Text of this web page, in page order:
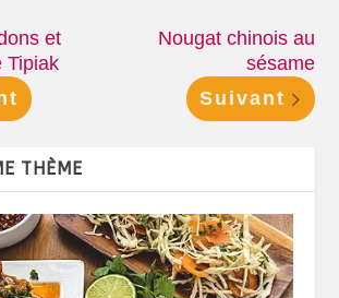
et
Tipiak
Nougat chinois au
sésame
Suivant
THÈME